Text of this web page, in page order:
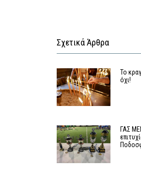
Σχετικά Άρθρα
Το
όχι!
ΓΑΣ